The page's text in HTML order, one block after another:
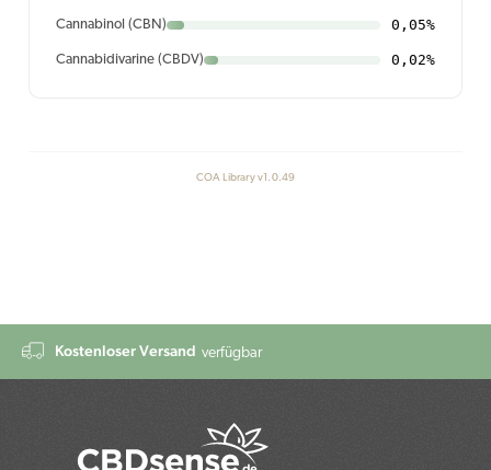
Cannabinol (CBN) 0,05%
Cannabidivarine (CBDV) 0,02%
COA Library v1.0.49
Kostenloser Versand verfügbar